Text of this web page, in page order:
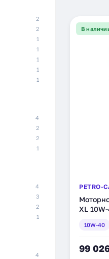
2
2
1
1
1
1
1
4
2
2
1
4
3
2
1
4
В
PETRO-
XL
10W-40
99